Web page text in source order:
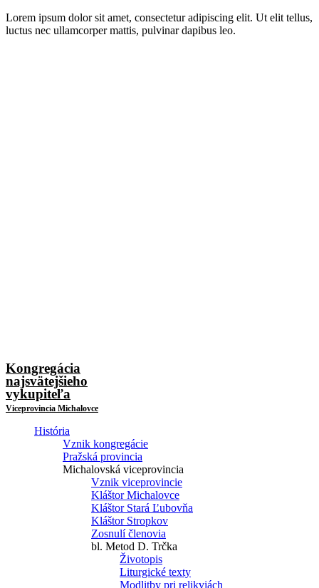
Lorem ipsum dolor sit amet, consectetur adipiscing elit. Ut elit tellus,
luctus nec ullamcorper mattis, pulvinar dapibus leo.
Kongregácia
najsvätejšieho
vykupiteľa
Viceprovincia Michalovce
História
Vznik kongregácie
Pražská provincia
Michalovská viceprovincia
Vznik viceprovincie
Kláštor Michalovce
Kláštor Stará Ľubovňa
Kláštor Stropkov
Zosnulí členovia
bl. Metod D. Trčka
Životopis
Liturgické texty
Modlitby pri relikviách